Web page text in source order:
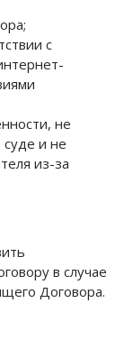
с
не
суде и не
из-за
в случае
Договора.